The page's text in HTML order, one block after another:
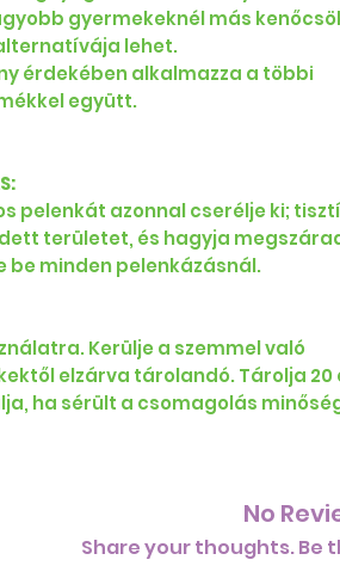
gyermekeknél más
lehet.
érdekében alkalmazza a többi
együtt.
pelenkát azonnal cserélje ki;
területet, és hagyja
be minden pelenkázásnál.
Kerülje a szemmel való
elzárva tárolandó. Tárolja 20
ha sérült a csomagolás
No
Share your thoughts. Be